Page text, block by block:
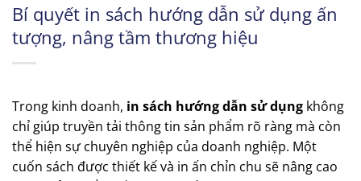
Bí quyết in sách hướng dẫn sử dụng ấn
tượng, nâng tầm thương hiệu
Trong kinh doanh, in sách hướng dẫn sử dụng không
chỉ giúp truyền tải thông tin sản phẩm rõ ràng mà còn
thể hiện sự chuyên nghiệp của doanh nghiệp. Một
cuốn sách được thiết kế và in ấn chỉn chu sẽ nâng cao